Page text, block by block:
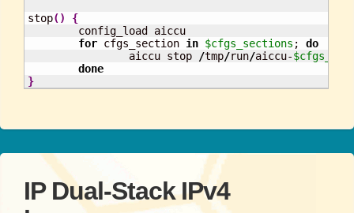
stop()
{
for cfgs_section in $cfgs_sections ; do
		aiccu stop
/tmp/run/aiccu-
done
}
IP Dual-Stack IPv4